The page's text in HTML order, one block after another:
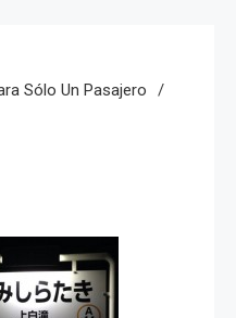
Sólo Un Pasajero